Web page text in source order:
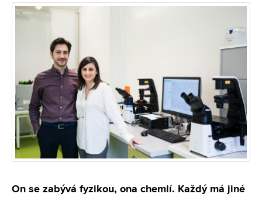
On se zabývá fyzikou, ona chemií. Každý má jiné